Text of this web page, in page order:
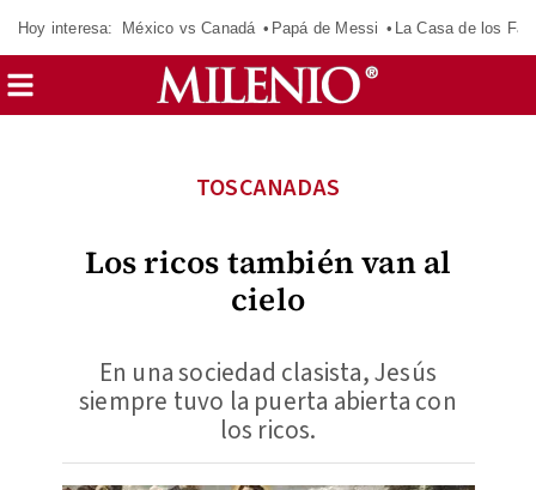
Hoy interesa: México vs Canadá Papá de Messi La Casa de los
Los ricos también van al
cielo
TOSCANADAS
En una sociedad clasista, Jesús
siempre tuvo la puerta abierta con
los ricos.